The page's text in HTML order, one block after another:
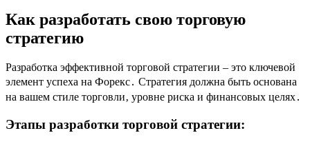
Как разработать свою торговую
стратегию
Разработка эффективной торговой стратегии – это ключевой
элемент успеха на Форекс․ Стратегия должна быть основана
на вашем стиле торговли‚ уровне риска и финансовых целях․
Этапы разработки торговой стратегии: